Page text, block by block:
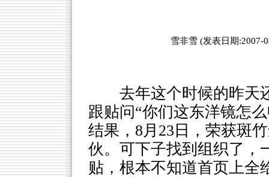
雪非雪 (发表日期:2007-
去年这个时候的昨天
跟贴问“你们这东洋镜怎
结果，8月23日，荣获斑
伙。可下子找到组织了，
贴，根本不知道首页上全